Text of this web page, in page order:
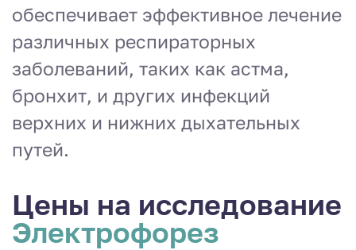
обеспечивает эффективное лечение
различных респираторных
заболеваний, таких как астма,
бронхит, и других инфекций
верхних и нижних дыхательных
путей.
Цены на исследование
Электрофорез